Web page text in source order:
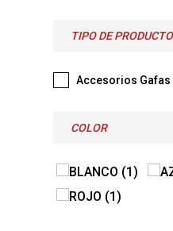
TIPO DE PRODUCTO
Accesorios Gafas
COLOR